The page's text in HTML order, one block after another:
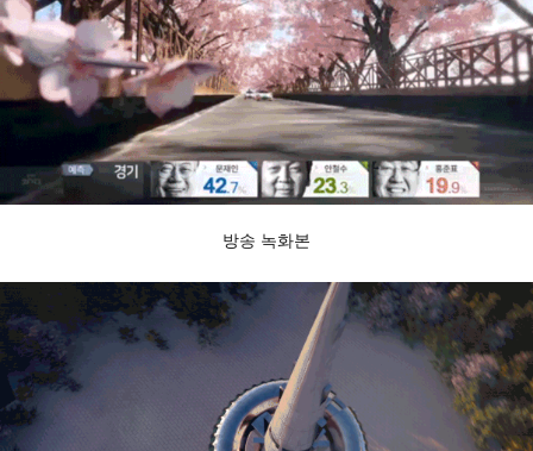
방송 녹화본